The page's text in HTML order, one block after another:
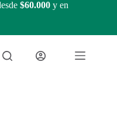
$60.000 y en